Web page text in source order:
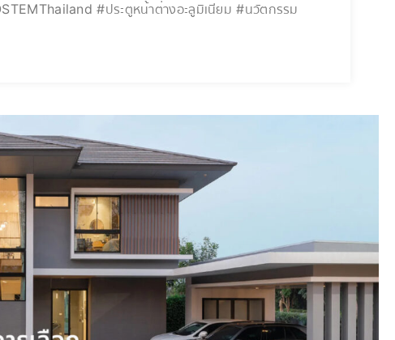
#ประตูหน้าต่างอะลูมิเนียม #นวัตกรรม